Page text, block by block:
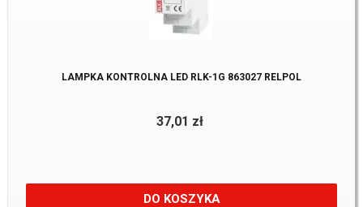
LAMPKA KONTROLNA LED RLK-1G 863027 RELPOL
37,01 zł
DO KOSZYKA